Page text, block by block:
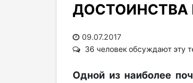
ДОСТОИНСТВА
09.07.2017
36 человек обсуждают эту
Одной из наиболее